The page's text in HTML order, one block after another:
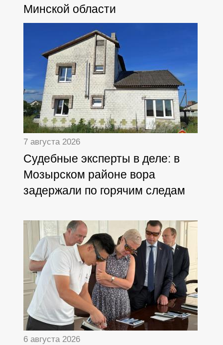
Минской области
7 августа 2026
Судебные эксперты в деле: в
Мозырском районе вора
задержали по горячим следам
6 августа 2026